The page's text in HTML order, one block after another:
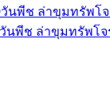
วันพีช ล่าขุมทรัพโ
วันพีช ล่าขุมทรัพโจ